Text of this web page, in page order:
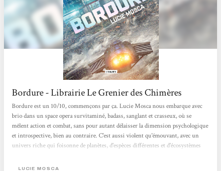
Bordure - Librairie Le Grenier des Chimères
Bordure est un 10/10, commençons par ça. Lucie Mosca nous embarque avec
brio dans un space opera survitaminé, badass, sanglant et crasseux, où se
mêlent action et combat, sans pour autant délaisser la dimension psychologique
et introspective, bien au contraire. C'est aussi violent qu'émouvant, avec un
univers riche qui foisonne de planètes, d'espèces différentes et d'écosystèmes
LUCIE MOSCA